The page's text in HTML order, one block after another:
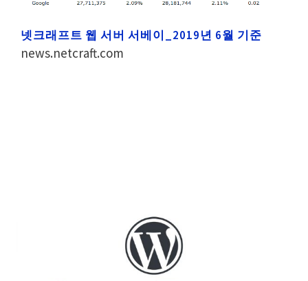
넷크래프트 웹 서버 서베이_2019년 6월 기준
news.netcraft.com